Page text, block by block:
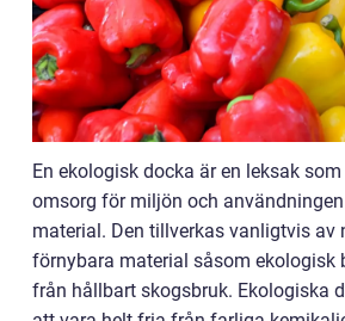
En ekologisk docka är en leksak
omsorg för miljön och
material. Den tillverkas vanligtvis av
förnybara material såsom ekologisk
från hållbart skogsbruk. Ekologiska